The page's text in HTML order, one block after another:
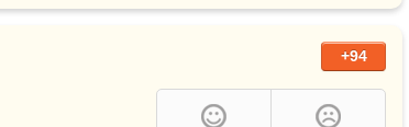
+94